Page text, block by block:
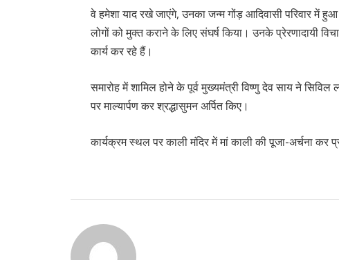
वे हमेशा याद रखे जाएंगे, उनका जन्म गोंड़ आदिवासी परिवार में
लोगों को मुक्त कराने के लिए संघर्ष किया। उनके प्रेरणादायी
कार्य कर रहे हैं।
समारोह में शामिल होने के पूर्व मुख्यमंत्री विष्णु देव साय ने सिविल
पर माल्यार्पण कर श्रद्धासुमन अर्पित किए।
कार्यक्रम स्थल पर काली मंदिर में मां काली की पूजा-अर्चना कर